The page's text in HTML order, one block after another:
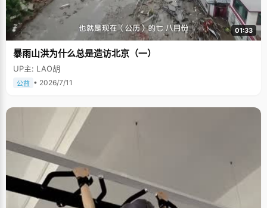
01:33
暴雨山洪为什么总是造访北京（一）
UP主: LAO胡
公益 • 2026/7/11